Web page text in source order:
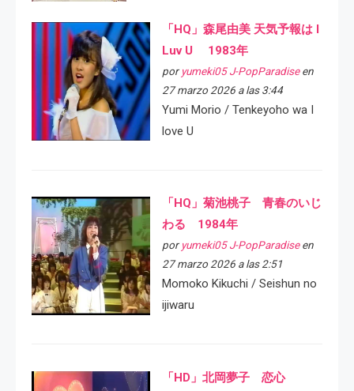
「HQ」森尾由美 天気予報は I
Luv U 1983年
por yumeki05 J-PopParadiseen
27 marzo 2026 a las 3:44
Yumi Morio / Tenkeyoho wa I
love U
「HQ」菊池桃子 青春のいじ
わる 1984年
por yumeki05 J-PopParadiseen
27 marzo 2026 a las 2:51
Momoko Kikuchi / Seishun no
ijiwaru
「HD」北岡夢子 恋心